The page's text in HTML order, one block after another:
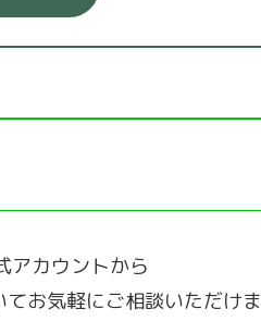
アカウントから
お気軽にご相談いただけま